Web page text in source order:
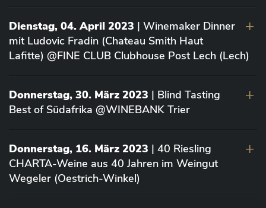
Dienstag, 04. April 2023 | Winemaker Dinner
mit Ludovic Fradin (Chateau Smith Haut
Lafitte) @FINE CLUB Clubhouse Post Lech (Lech)
Donnerstag, 30. März 2023 | Blind Tasting
Best of Südafrika @WINEBANK Trier
Donnerstag, 16. März 2023 | 40 Riesling
CHARTA-Weine aus 40 Jahren im Weingut
Wegeler (Oestrich-Winkel)